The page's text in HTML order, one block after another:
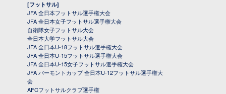
[フットサル]
JFA 全日本フットサル選手権大会
JFA 全日本女子フットサル選手権大会
自衛隊女子フットサル大会
全日本大学フットサル大会
JFA 全日本U-18フットサル選手権大会
JFA 全日本U-15フットサル選手権大会
JFA 全日本U-15女子フットサル選手権大会
JFA バーモントカップ 全日本U-12フットサル選手権大
会
AFCフットサルクラブ選手権